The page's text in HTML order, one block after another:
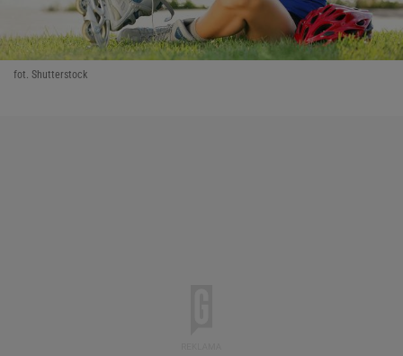
fot. Shutterstock